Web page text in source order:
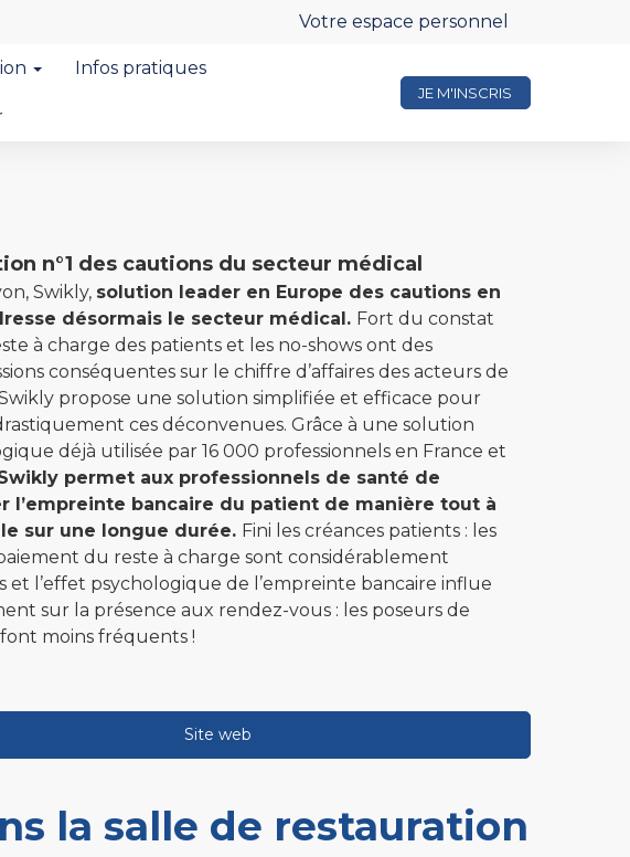
Votre espace personnel
Infos pratiques
JE M'INSCRIS
n°1 des cautions du secteur médical
Swikly, solution leader en Europe des cautions en
désormais le secteur médical. Fort du constat
à charge des patients et les no-shows ont des
conséquentes sur le chiffre d’affaires des acteurs de
Swikly propose une solution simplifiée et efficace pour
ces déconvenues. Grâce à une solution
déjà utilisée par 16 000 professionnels en France et
permet aux professionnels de santé de
l’empreinte bancaire du patient de manière tout à
sur une longue durée. Fini les créances patients : les
du reste à charge sont considérablement
et l’effet psychologique de l’empreinte bancaire influe
sur la présence aux rendez-vous : les poseurs de
font moins fréquents !
Site web
la salle de restauration